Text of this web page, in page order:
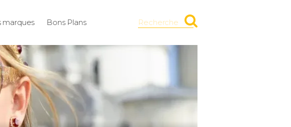
marques Bons Plans Recherche